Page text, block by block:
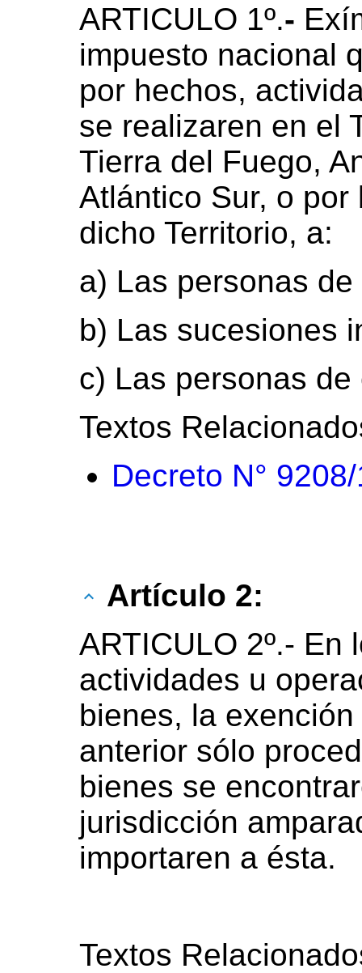
ARTICULO 1º.-
impuesto nacional
por hechos,
se realizaren en el
Tierra del Fuego,
Atlántico Sur, o
dicho Territorio, a:
a) Las personas
b) Las sucesiones
c) Las personas
Textos
Decreto N°
Artículo 2:
ARTICULO 2º.- En
actividades u
bienes, la
anterior sólo
bienes se
jurisdicción
importaren a ésta.
Textos